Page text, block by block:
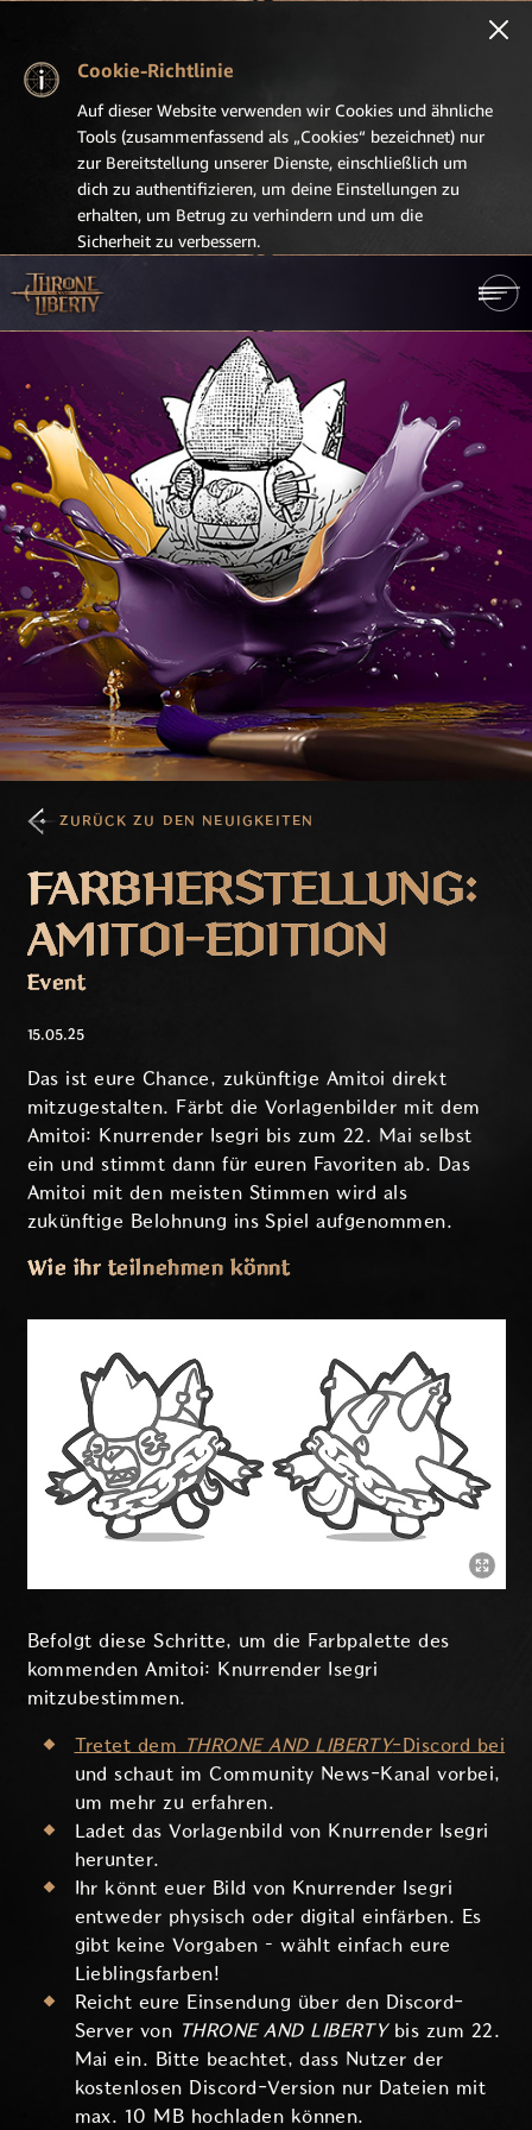
Cookie-Richtlinie
Auf dieser Website verwenden wir Cookies und ähnliche
Tools (zusammenfassend als „Cookies“ bezeichnet) nur
zur Bereitstellung unserer Dienste, einschließlich um
dich zu authentifizieren, um deine Einstellungen zu
erhalten, um Betrug zu verhindern und um die
Sicherheit zu verbessern.
ZURÜCK ZU DEN NEUIGKEITEN
FARBHERSTELLUNG:
AMITOI-EDITION
Event
15.05.25
Das ist eure Chance, zukünftige Amitoi direkt
mitzugestalten. Färbt die Vorlagenbilder mit dem
Amitoi: Knurrender Isegri bis zum 22. Mai selbst
ein und stimmt dann für euren Favoriten ab. Das
Amitoi mit den meisten Stimmen wird als
zukünftige Belohnung ins Spiel aufgenommen.
Wie ihr teilnehmen könnt
Befolgt diese Schritte, um die Farbpalette des
kommenden Amitoi: Knurrender Isegri
mitzubestimmen.
Tretet dem THRONE AND LIBERTY-Discord bei
und schaut im Community News-Kanal vorbei,
um mehr zu erfahren.
Ladet das Vorlagenbild von Knurrender Isegri
herunter.
Ihr könnt euer Bild von Knurrender Isegri
entweder physisch oder digital einfärben. Es
gibt keine Vorgaben – wählt einfach eure
Lieblingsfarben!
Reicht eure Einsendung über den Discord-
Server von THRONE AND LIBERTY bis zum 22.
Mai ein. Bitte beachtet, dass Nutzer der
kostenlosen Discord-Version nur Dateien mit
max. 10 MB hochladen können.